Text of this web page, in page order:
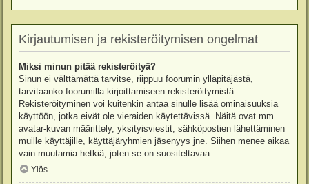
Kirjautumisen ja rekisteröitymisen ongelmat
Miksi minun pitää rekisteröityä?
Sinun ei välttämättä tarvitse, riippuu foorumin ylläpitäjästä,
tarvitaanko foorumilla kirjoittamiseen rekisteröitymistä.
Rekisteröityminen voi kuitenkin antaa sinulle lisää ominaisuuksia
käyttöön, jotka eivät ole vieraiden käytettävissä. Näitä ovat mm.
avatar-kuvan määrittely, yksityisviestit, sähköpostien lähettäminen
muille käyttäjille, käyttäjäryhmien jäsenyys jne. Siihen menee aikaa
vain muutamia hetkiä, joten se on suositeltavaa.
Ylös